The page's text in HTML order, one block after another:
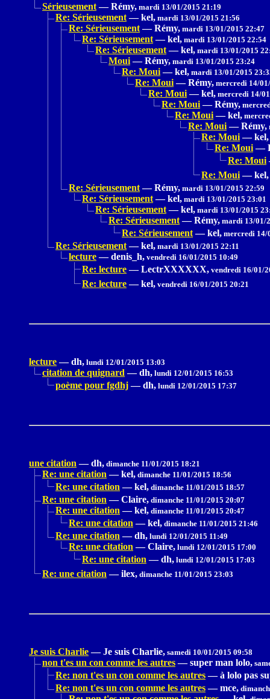
Sérieusement — Rémy, mardi 13/01/2015 21:19
Re: Sérieusement — kel, mardi 13/01/2015 21:56
Re: Sérieusement — Rémy, mardi 13/01/2015 22:47
Re: Sérieusement — kel, mardi 13/01/2015 22:54
Re: Sérieusement — kel, mardi 13/01/2015
Moui — Rémy, mardi 13/01/2015 23:24
Re: Moui — kel, mardi 13/01/2015
Re: Moui — Rémy, mercredi 14/
Re: Moui — kel, mercredi 14/
Re: Moui — Rémy,
Re: Moui — kel,
Re: Moui — Rémy,
Re: Moui — kel,
Re: Moui —
Re: Moui
Re: Moui — kel,
Re: Sérieusement — Rémy, mardi 13/01/2015 22:59
Re: Sérieusement — kel, mardi 13/01/2015 23:01
Re: Sérieusement — kel, mardi 13/01/2015
Re: Sérieusement — Rémy, mardi 13/01/
Re: Sérieusement — kel, mercredi 14/
Re: Sérieusement — kel, mardi 13/01/2015 22:11
lecture — denis_h, vendredi 16/01/2015 10:49
Re: lecture — LectrXXXXXX, vendredi 16/01/
Re: lecture — kel, vendredi 16/01/2015 20:21
lecture — dh, lundi 12/01/2015 13:03
citation de quignard — dh, lundi 12/01/2015 16:53
poème pour fgdhj — dh, lundi 12/01/2015 17:37
une citation — dh, dimanche 11/01/2015 18:21
Re: une citation — kel, dimanche 11/01/2015 18:56
Re: une citation — kel, dimanche 11/01/2015 18:57
Re: une citation — Claire, dimanche 11/01/2015 20:07
Re: une citation — kel, dimanche 11/01/2015 20:47
Re: une citation — kel, dimanche 11/01/2015 21:46
Re: une citation — dh, lundi 12/01/2015 11:49
Re: une citation — Claire, lundi 12/01/2015 17:00
Re: une citation — dh, lundi 12/01/2015 17:03
Re: une citation — ilex, dimanche 11/01/2015 23:03
Je suis Charlie — Je suis Charlie, samedi 10/01/2015 09:58
non t'es un con comme les autres — super man lolo,
Re: non t'es un con comme les autres — à lolo pas
Re: non t'es un con comme les autres — mce,